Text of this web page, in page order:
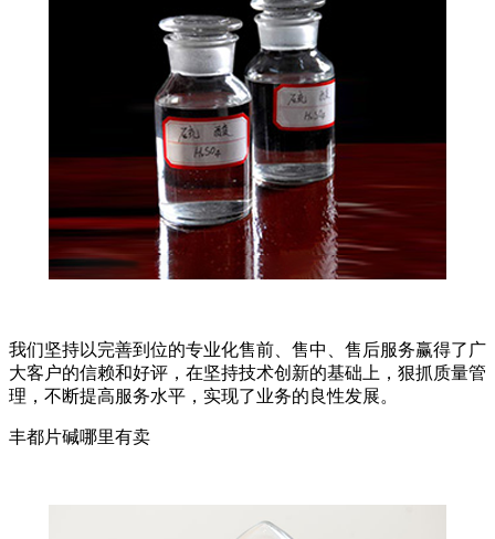
我们坚持以完善到位的专业化售前、售中、售后服务赢得了广
大客户的信赖和好评，在坚持技术创新的基础上，狠抓质量管
理，不断提高服务水平，实现了业务的良性发展。
丰都片碱哪里有卖